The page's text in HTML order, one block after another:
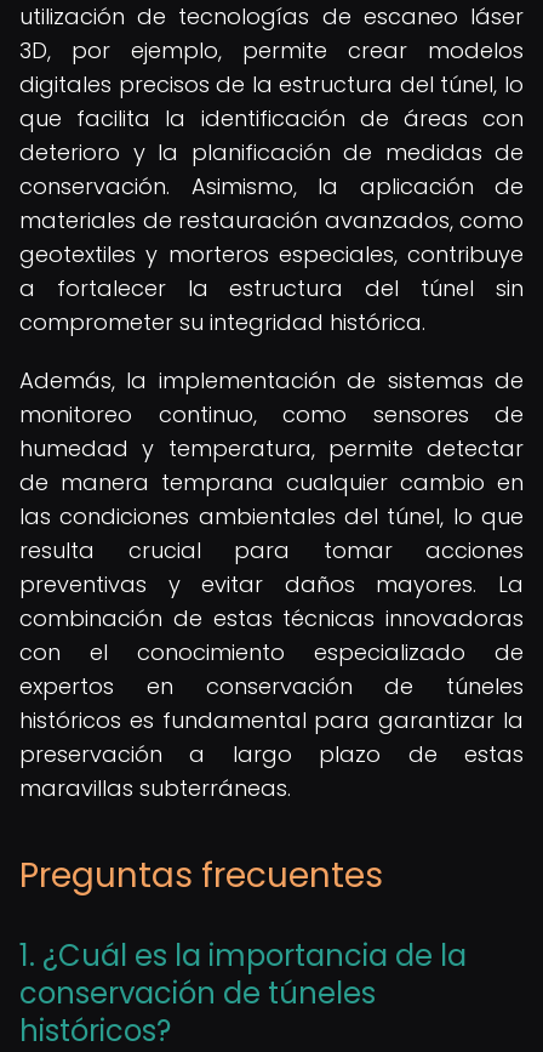
utilización de tecnologías de escaneo láser
3D, por ejemplo, permite crear modelos
digitales precisos de la estructura del túnel, lo
que facilita la identificación de áreas con
deterioro y la planificación de medidas de
conservación. Asimismo, la aplicación de
materiales de restauración avanzados, como
geotextiles y morteros especiales, contribuye
a fortalecer la estructura del túnel sin
comprometer su integridad histórica.
Además, la implementación de sistemas de
monitoreo continuo, como sensores de
humedad y temperatura, permite detectar
de manera temprana cualquier cambio en
las condiciones ambientales del túnel, lo que
resulta crucial para tomar acciones
preventivas y evitar daños mayores. La
combinación de estas técnicas innovadoras
con el conocimiento especializado de
expertos en conservación de túneles
históricos es fundamental para garantizar la
preservación a largo plazo de estas
maravillas subterráneas.
Preguntas frecuentes
1. ¿Cuál es la importancia de la
conservación de túneles
históricos?